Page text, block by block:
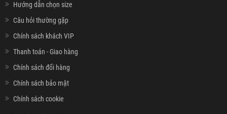
Hướng dẫn chọn size
Câu hỏi thường gặp
Chính sách khách VIP
Thanh toán - Giao hàng
Chính sách đổi hàng
Chính sách bảo mật
Chính sách cookie